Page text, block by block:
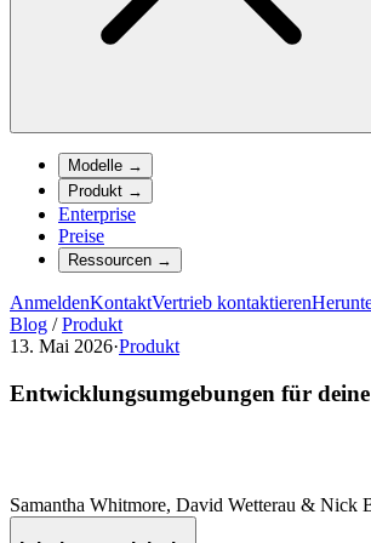
Modelle →
Produkt →
Enterprise
Preise
Ressourcen →
AnmeldenKontaktVertrieb kontaktieren
Blog / Produkt
13. Mai 2026·Produkt
Entwicklungsumgebungen für
Samantha Whitmore, David Wetterau & Nick